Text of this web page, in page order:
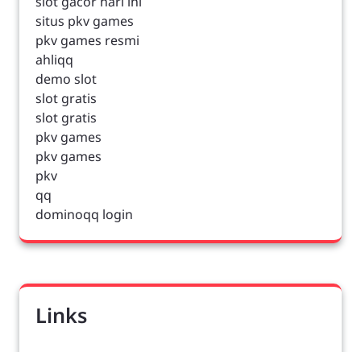
situs pkv games
pkv games resmi
ahliqq
demo slot
slot gratis
slot gratis
pkv games
pkv games
pkv
qq
dominoqq login
Links